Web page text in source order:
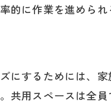
の基本
に作業を進められ
にするためには、
共用スペースは全